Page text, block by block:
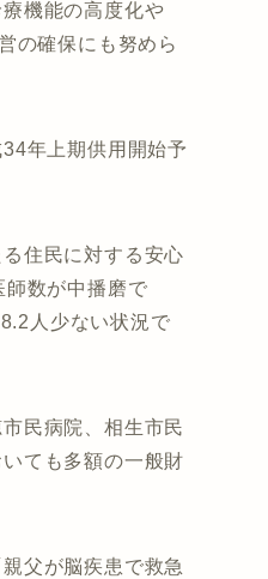
機能の高度化や
の確保にも努めら
年上期供用開始予
住民に対する安心
師数が中播磨で
人少ない状況で
民病院、相生市民
ても多額の一般財
父が脳疾患で救急